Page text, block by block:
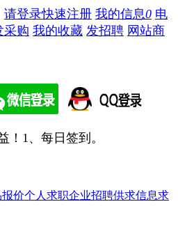
请登录快速注册 我的信息0 电
采购 我的收藏 发招聘 网站商
！ 1、每日签到。
价个人求职企业招聘供求信息求